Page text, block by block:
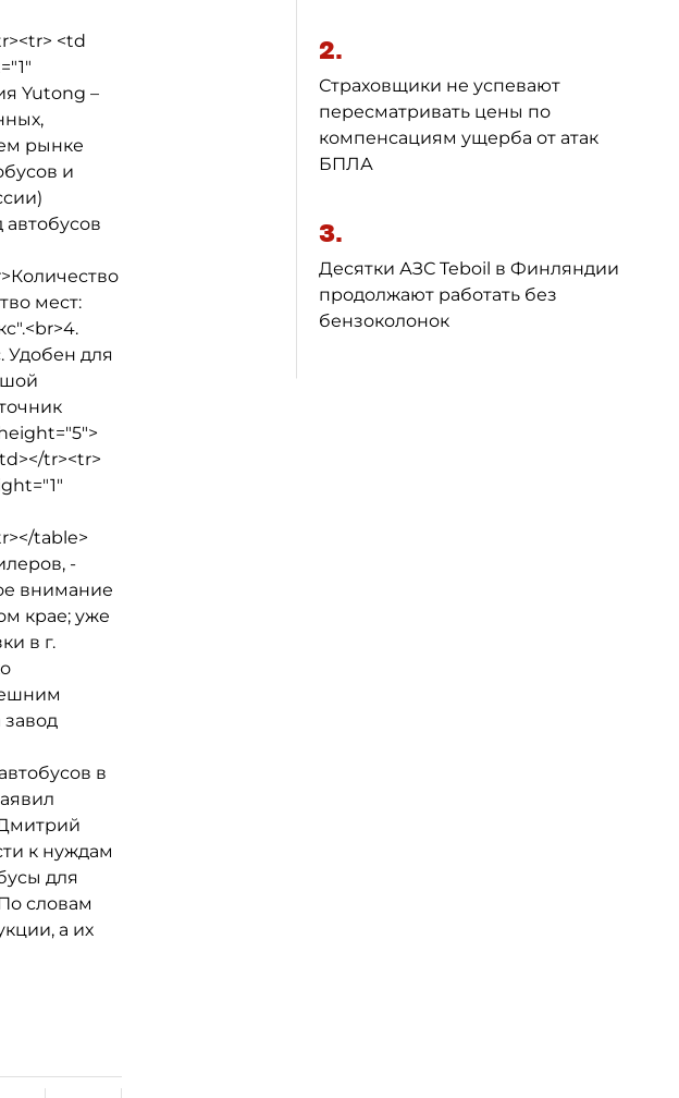
<td
Yutong –
рынке
и
мест:
Удобен для
tr><tr>
table>
-
внимание
крае; уже
в г.
в
к нуждам
для
словам
а их
2.
Страховщики не успевают
пересматривать цены по
компенсациям ущерба от атак
БПЛА
3.
Десятки АЗС Teboil в Финляндии
продолжают работать без
бензоколонок